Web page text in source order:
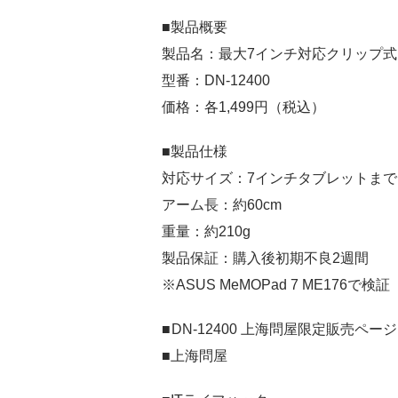
■製品概要
製品名：最大7インチ対応クリップ
型番：DN-12400
価格：各1,499円（税込）
■製品仕様
対応サイズ：7インチタブレットまで
アーム長：約60cm
重量：約210g
製品保証：購入後初期不良2週間
※ASUS MeMOPad 7 ME176で検証
■ DN-12400 上海問屋限定販売ページ
■上海問屋